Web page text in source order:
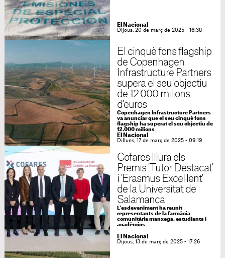
El Nacional
Dijous, 20 de març de 2025 - 16:38
El cinquè fons flagship
de Copenhagen
Infrastructure Partners
supera el seu objectiu
de 12.000 milions
d'euros
Copenhagen Infrastructure Partners
va anunciar que el seu cinquè fons
flagship ha superat el seu objectiu de
12.000 milions
El Nacional
Dilluns, 17 de març de 2025 - 09:19
Cofares lliura els
Premis 'Tutor Destacat'
i 'Erasmus Excel·lent'
de la Universitat de
Salamanca
L'esdeveniment ha reunit
representants de la farmàcia
comunitària manxega, estudiants i
acadèmics
El Nacional
Dijous, 13 de març de 2025 - 17:26